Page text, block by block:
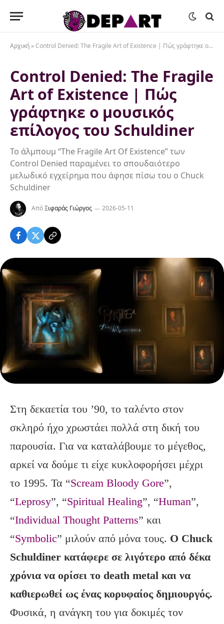
Αρχική »Control Denied: The Fragile Art of Existence | Πώς γράφτηκε ο μουσικός επίλογος του Schuldiner
Control Denied: The Fragile
Art of Existence | Πώς
γράφτηκε ο μουσικός
επίλογος του Schuldiner
Το άλμπουμ “The Fragile Art Of Existence” των
Control Denied παραμένει το σπουδαιότερο
μελωδικό εγχείρημα που άφησε πίσω του ο Chuck
Schuldiner
ΑπόΞιφαράς Γιώργος 2026-05-11
Στη δεκαετία του ’90, το ταλέντο στον
σκληρό ήχο χρωστάει πολλά στη δική του
παρουσία. Για να καταλάβουμε το μέγεθος,
αρκεί να δούμε τι είχε κυκλοφορήσει μέχρι
το 1995. Τα “Scream Bloody Gore”,
“Leprosy”, “Spiritual Healing”, “Human”,
“Individual Thought Patterns” και
“Symbolic” μιλούν από μόνα τους. Ο Chuck
Schuldiner κατάφερε σε λιγότερο από δέκα
χρόνια να ορίσει το death metal και να
καθιερωθεί ως ένας κορυφαίος δημιουργός.
Φυσικά, η ανάγκη του για δοκιμές τον